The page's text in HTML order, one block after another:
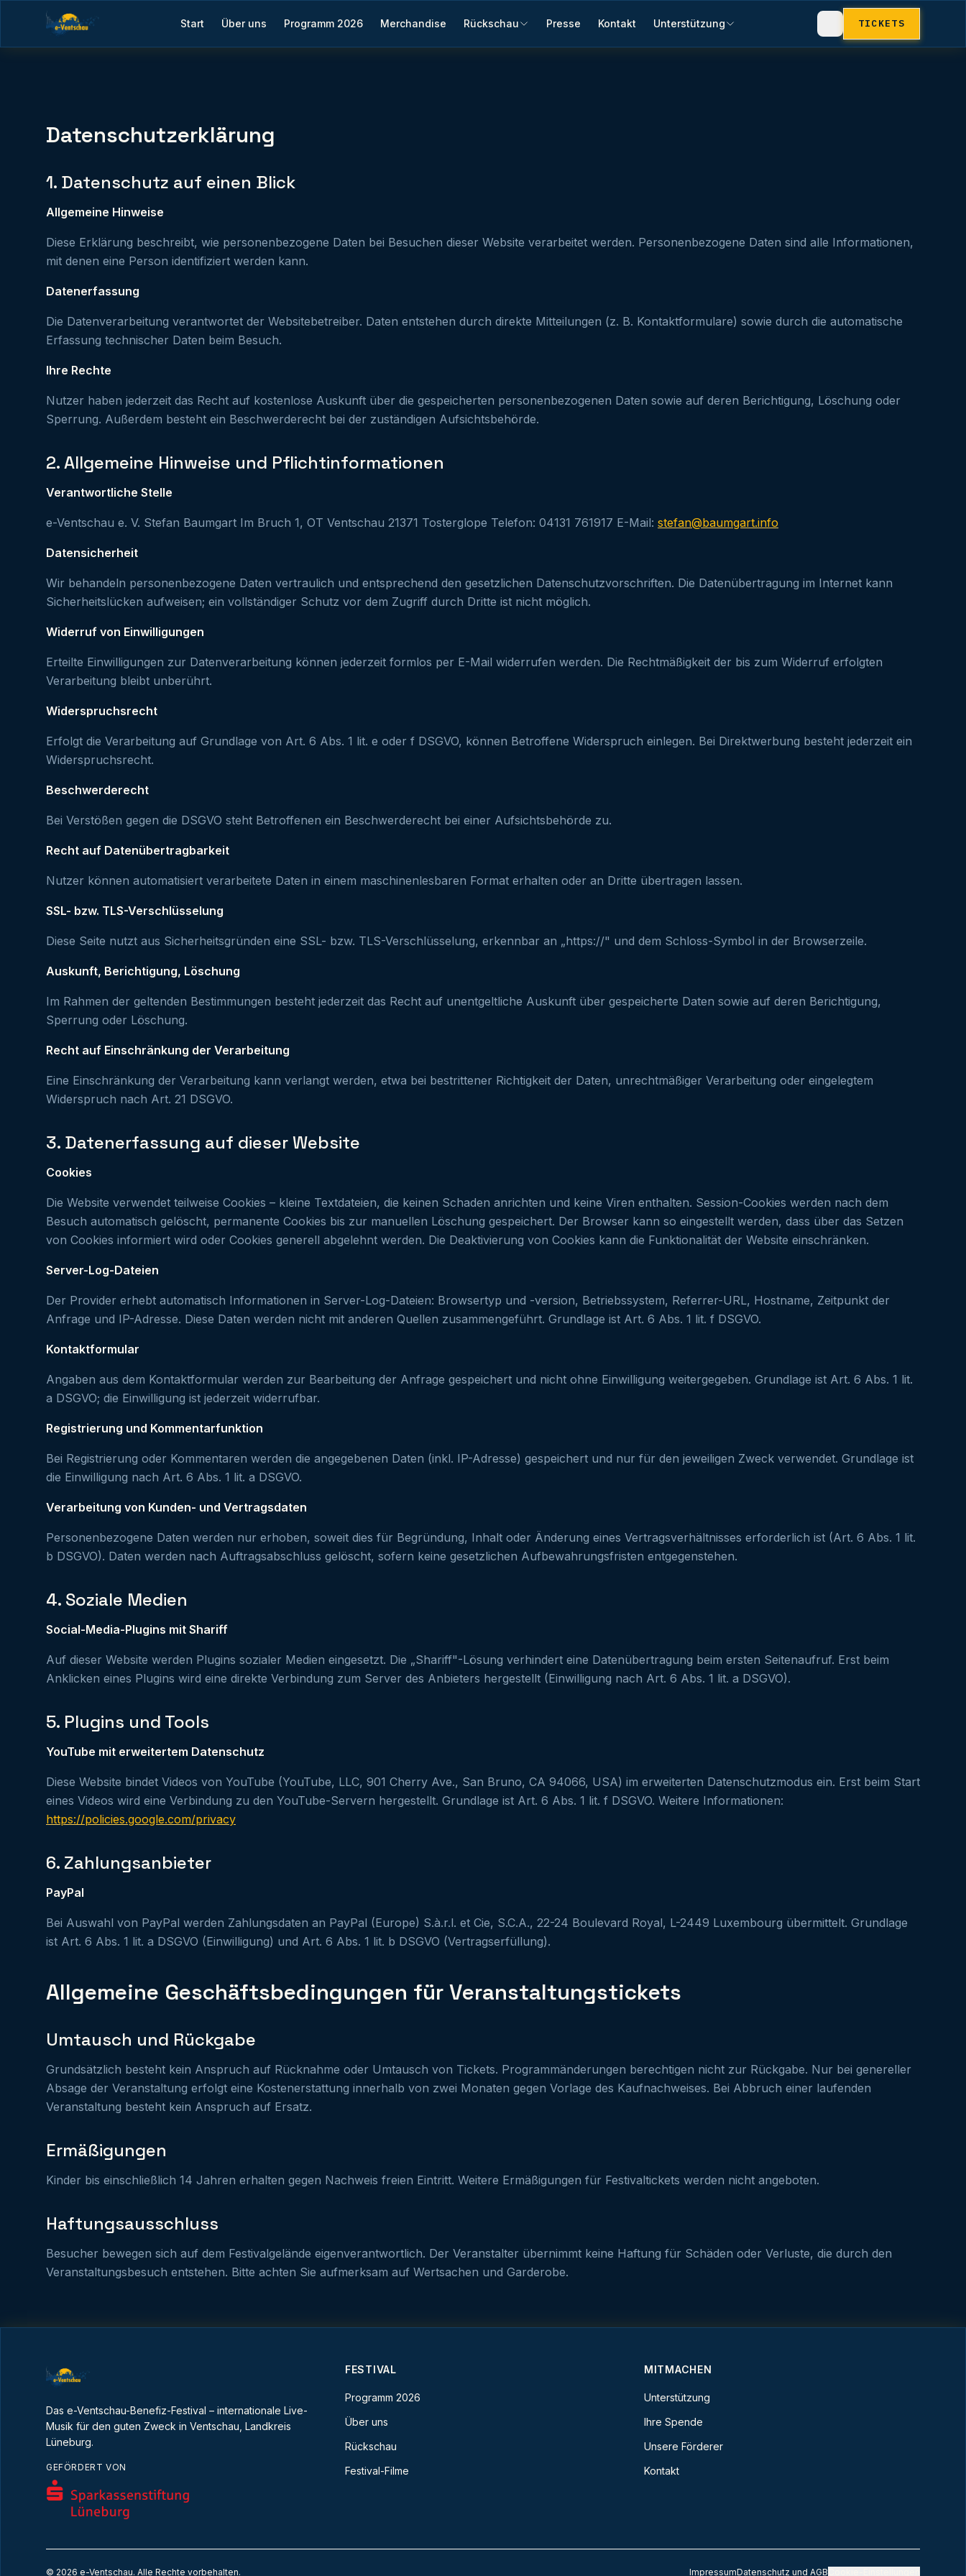
Start Über uns Programm 2026 Merchandise Rückschau Presse Kontakt Unterstützung TICKETS
Datenschutzerklärung
1. Datenschutz auf einen Blick
Allgemeine Hinweise
Diese Erklärung beschreibt, wie personenbezogene Daten bei Besuchen dieser Website verarbeitet werden. Personenbezogene Daten sind alle Informationen,
mit denen eine Person identifiziert werden kann.
Datenerfassung
Die Datenverarbeitung verantwortet der Websitebetreiber. Daten entstehen durch direkte Mitteilungen (z. B. Kontaktformulare) sowie durch die automatische
Erfassung technischer Daten beim Besuch.
Ihre Rechte
Nutzer haben jederzeit das Recht auf kostenlose Auskunft über die gespeicherten personenbezogenen Daten sowie auf deren Berichtigung, Löschung oder
Sperrung. Außerdem besteht ein Beschwerderecht bei der zuständigen Aufsichtsbehörde.
2. Allgemeine Hinweise und Pflichtinformationen
Verantwortliche Stelle
e-Ventschau e. V. Stefan Baumgart Im Bruch 1, OT Ventschau 21371 Tosterglope Telefon: 04131 761917 E-Mail: stefan@baumgart.info
Datensicherheit
Wir behandeln personenbezogene Daten vertraulich und entsprechend den gesetzlichen Datenschutzvorschriften. Die Datenübertragung im Internet kann
Sicherheitslücken aufweisen; ein vollständiger Schutz vor dem Zugriff durch Dritte ist nicht möglich.
Widerruf von Einwilligungen
Erteilte Einwilligungen zur Datenverarbeitung können jederzeit formlos per E-Mail widerrufen werden. Die Rechtmäßigkeit der bis zum Widerruf erfolgten
Verarbeitung bleibt unberührt.
Widerspruchsrecht
Erfolgt die Verarbeitung auf Grundlage von Art. 6 Abs. 1 lit. e oder f DSGVO, können Betroffene Widerspruch einlegen. Bei Direktwerbung besteht jederzeit ein
Widerspruchsrecht.
Beschwerderecht
Bei Verstößen gegen die DSGVO steht Betroffenen ein Beschwerderecht bei einer Aufsichtsbehörde zu.
Recht auf Datenübertragbarkeit
Nutzer können automatisiert verarbeitete Daten in einem maschinenlesbaren Format erhalten oder an Dritte übertragen lassen.
SSL- bzw. TLS-Verschlüsselung
Diese Seite nutzt aus Sicherheitsgründen eine SSL- bzw. TLS-Verschlüsselung, erkennbar an „https://" und dem Schloss-Symbol in der Browserzeile.
Auskunft, Berichtigung, Löschung
Im Rahmen der geltenden Bestimmungen besteht jederzeit das Recht auf unentgeltliche Auskunft über gespeicherte Daten sowie auf deren Berichtigung,
Sperrung oder Löschung.
Recht auf Einschränkung der Verarbeitung
Eine Einschränkung der Verarbeitung kann verlangt werden, etwa bei bestrittener Richtigkeit der Daten, unrechtmäßiger Verarbeitung oder eingelegtem
Widerspruch nach Art. 21 DSGVO.
3. Datenerfassung auf dieser Website
Cookies
Die Website verwendet teilweise Cookies – kleine Textdateien, die keinen Schaden anrichten und keine Viren enthalten. Session-Cookies werden nach dem
Besuch automatisch gelöscht, permanente Cookies bis zur manuellen Löschung gespeichert. Der Browser kann so eingestellt werden, dass über das Setzen
von Cookies informiert wird oder Cookies generell abgelehnt werden. Die Deaktivierung von Cookies kann die Funktionalität der Website einschränken.
Server-Log-Dateien
Der Provider erhebt automatisch Informationen in Server-Log-Dateien: Browsertyp und -version, Betriebssystem, Referrer-URL, Hostname, Zeitpunkt der
Anfrage und IP-Adresse. Diese Daten werden nicht mit anderen Quellen zusammengeführt. Grundlage ist Art. 6 Abs. 1 lit. f DSGVO.
Kontaktformular
Angaben aus dem Kontaktformular werden zur Bearbeitung der Anfrage gespeichert und nicht ohne Einwilligung weitergegeben. Grundlage ist Art. 6 Abs. 1 lit.
a DSGVO; die Einwilligung ist jederzeit widerrufbar.
Registrierung und Kommentarfunktion
Bei Registrierung oder Kommentaren werden die angegebenen Daten (inkl. IP-Adresse) gespeichert und nur für den jeweiligen Zweck verwendet. Grundlage ist
die Einwilligung nach Art. 6 Abs. 1 lit. a DSGVO.
Verarbeitung von Kunden- und Vertragsdaten
Personenbezogene Daten werden nur erhoben, soweit dies für Begründung, Inhalt oder Änderung eines Vertragsverhältnisses erforderlich ist (Art. 6 Abs. 1 lit.
b DSGVO). Daten werden nach Auftragsabschluss gelöscht, sofern keine gesetzlichen Aufbewahrungsfristen entgegenstehen.
4. Soziale Medien
Social-Media-Plugins mit Shariff
Auf dieser Website werden Plugins sozialer Medien eingesetzt. Die „Shariff"-Lösung verhindert eine Datenübertragung beim ersten Seitenaufruf. Erst beim
Anklicken eines Plugins wird eine direkte Verbindung zum Server des Anbieters hergestellt (Einwilligung nach Art. 6 Abs. 1 lit. a DSGVO).
5. Plugins und Tools
YouTube mit erweitertem Datenschutz
Diese Website bindet Videos von YouTube (YouTube, LLC, 901 Cherry Ave., San Bruno, CA 94066, USA) im erweiterten Datenschutzmodus ein. Erst beim Start
eines Videos wird eine Verbindung zu den YouTube-Servern hergestellt. Grundlage ist Art. 6 Abs. 1 lit. f DSGVO. Weitere Informationen:
https://policies.google.com/privacy
6. Zahlungsanbieter
PayPal
Bei Auswahl von PayPal werden Zahlungsdaten an PayPal (Europe) S.à.r.l. et Cie, S.C.A., 22-24 Boulevard Royal, L-2449 Luxembourg übermittelt. Grundlage
ist Art. 6 Abs. 1 lit. a DSGVO (Einwilligung) und Art. 6 Abs. 1 lit. b DSGVO (Vertragserfüllung).
Allgemeine Geschäftsbedingungen für Veranstaltungstickets
Umtausch und Rückgabe
Grundsätzlich besteht kein Anspruch auf Rücknahme oder Umtausch von Tickets. Programmänderungen berechtigen nicht zur Rückgabe. Nur bei genereller
Absage der Veranstaltung erfolgt eine Kostenerstattung innerhalb von zwei Monaten gegen Vorlage des Kaufnachweises. Bei Abbruch einer laufenden
Veranstaltung besteht kein Anspruch auf Ersatz.
Ermäßigungen
Kinder bis einschließlich 14 Jahren erhalten gegen Nachweis freien Eintritt. Weitere Ermäßigungen für Festivaltickets werden nicht angeboten.
Haftungsausschluss
Besucher bewegen sich auf dem Festivalgelände eigenverantwortlich. Der Veranstalter übernimmt keine Haftung für Schäden oder Verluste, die durch den
Veranstaltungsbesuch entstehen. Bitte achten Sie aufmerksam auf Wertsachen und Garderobe.
Das e-Ventschau-Benefiz-Festival – internationale Live-
Musik für den guten Zweck in Ventschau, Landkreis
Lüneburg.
GEFÖRDERT VON
FESTIVAL
Programm 2026
Über uns
Rückschau
Festival-Filme
MITMACHEN
Unterstützung
Ihre Spende
Unsere Förderer
Kontakt
© 2026 e-Ventschau. Alle Rechte vorbehalten. ImpressumDatenschutz und AGB